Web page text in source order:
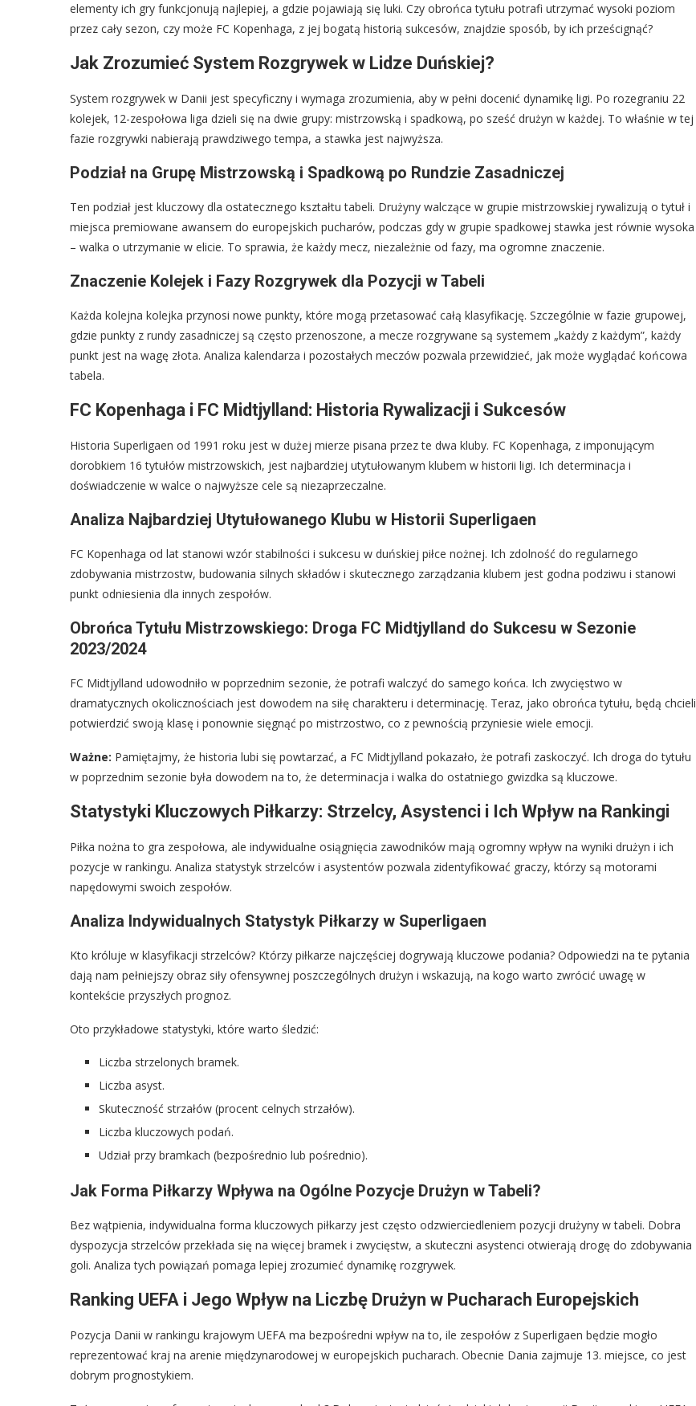
elementy ich gry funkcjonują najlepiej, a gdzie pojawiają się luki. Czy obrońca tytułu potrafi utrzymać wysoki poziom
przez cały sezon, czy może FC Kopenhaga, z jej bogatą historią sukcesów, znajdzie sposób, by ich prześcignąć?
Jak Zrozumieć System Rozgrywek w Lidze Duńskiej?
System rozgrywek w Danii jest specyficzny i wymaga zrozumienia, aby w pełni docenić dynamikę ligi. Po rozegraniu 22
kolejek, 12-zespołowa liga dzieli się na dwie grupy: mistrzowską i spadkową, po sześć drużyn w każdej. To właśnie w tej
fazie rozgrywki nabierają prawdziwego tempa, a stawka jest najwyższa.
Podział na Grupę Mistrzowską i Spadkową po Rundzie Zasadniczej
Ten podział jest kluczowy dla ostatecznego kształtu tabeli. Drużyny walczące w grupie mistrzowskiej rywalizują o tytuł i
miejsca premiowane awansem do europejskich pucharów, podczas gdy w grupie spadkowej stawka jest równie wysoka
– walka o utrzymanie w elicie. To sprawia, że każdy mecz, niezależnie od fazy, ma ogromne znaczenie.
Znaczenie Kolejek i Fazy Rozgrywek dla Pozycji w Tabeli
Każda kolejna kolejka przynosi nowe punkty, które mogą przetasować całą klasyfikację. Szczególnie w fazie grupowej,
gdzie punkty z rundy zasadniczej są często przenoszone, a mecze rozgrywane są systemem „każdy z każdym”, każdy
punkt jest na wagę złota. Analiza kalendarza i pozostałych meczów pozwala przewidzieć, jak może wyglądać końcowa
tabela.
FC Kopenhaga i FC Midtjylland: Historia Rywalizacji i Sukcesów
Historia Superligaen od 1991 roku jest w dużej mierze pisana przez te dwa kluby. FC Kopenhaga, z imponującym
dorobkiem 16 tytułów mistrzowskich, jest najbardziej utytułowanym klubem w historii ligi. Ich determinacja i
doświadczenie w walce o najwyższe cele są niezaprzeczalne.
Analiza Najbardziej Utytułowanego Klubu w Historii Superligaen
FC Kopenhaga od lat stanowi wzór stabilności i sukcesu w duńskiej piłce nożnej. Ich zdolność do regularnego
zdobywania mistrzostw, budowania silnych składów i skutecznego zarządzania klubem jest godna podziwu i stanowi
punkt odniesienia dla innych zespołów.
Obrońca Tytułu Mistrzowskiego: Droga FC Midtjylland do Sukcesu w Sezonie
2023/2024
FC Midtjylland udowodniło w poprzednim sezonie, że potrafi walczyć do samego końca. Ich zwycięstwo w
dramatycznych okolicznościach jest dowodem na siłę charakteru i determinację. Teraz, jako obrońca tytułu, będą chcieli
potwierdzić swoją klasę i ponownie sięgnąć po mistrzostwo, co z pewnością przyniesie wiele emocji.
Ważne: Pamiętajmy, że historia lubi się powtarzać, a FC Midtjylland pokazało, że potrafi zaskoczyć. Ich droga do tytułu
w poprzednim sezonie była dowodem na to, że determinacja i walka do ostatniego gwizdka są kluczowe.
Statystyki Kluczowych Piłkarzy: Strzelcy, Asystenci i Ich Wpływ na Rankingi
Piłka nożna to gra zespołowa, ale indywidualne osiągnięcia zawodników mają ogromny wpływ na wyniki drużyn i ich
pozycje w rankingu. Analiza statystyk strzelców i asystentów pozwala zidentyfikować graczy, którzy są motorami
napędowymi swoich zespołów.
Analiza Indywidualnych Statystyk Piłkarzy w Superligaen
Kto króluje w klasyfikacji strzelców? Którzy piłkarze najczęściej dogrywają kluczowe podania? Odpowiedzi na te pytania
dają nam pełniejszy obraz siły ofensywnej poszczególnych drużyn i wskazują, na kogo warto zwrócić uwagę w
kontekście przyszłych prognoz.
Oto przykładowe statystyki, które warto śledzić:
Liczba strzelonych bramek.
Liczba asyst.
Skuteczność strzałów (procent celnych strzałów).
Liczba kluczowych podań.
Udział przy bramkach (bezpośrednio lub pośrednio).
Jak Forma Piłkarzy Wpływa na Ogólne Pozycje Drużyn w Tabeli?
Bez wątpienia, indywidualna forma kluczowych piłkarzy jest często odzwierciedleniem pozycji drużyny w tabeli. Dobra
dyspozycja strzelców przekłada się na więcej bramek i zwycięstw, a skuteczni asystenci otwierają drogę do zdobywania
goli. Analiza tych powiązań pomaga lepiej zrozumieć dynamikę rozgrywek.
Ranking UEFA i Jego Wpływ na Liczbę Drużyn w Pucharach Europejskich
Pozycja Danii w rankingu krajowym UEFA ma bezpośredni wpływ na to, ile zespołów z Superligaen będzie mogło
reprezentować kraj na arenie międzynarodowej w europejskich pucharach. Obecnie Dania zajmuje 13. miejsce, co jest
dobrym prognostykiem.